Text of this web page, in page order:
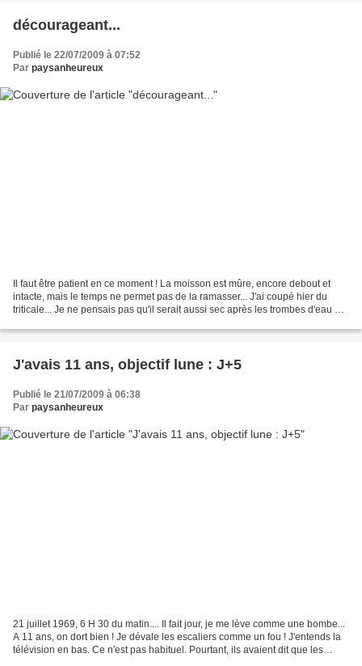
décourageant...
Publié le 22/07/2009 à 07:52
Par paysanheureux
Il faut être patient en ce moment ! La moisson est mûre, encore debout et
intacte, mais le temps ne permet pas de la ramasser... J'ai coupé hier du
triticale... Je ne pensais pas qu'il serait aussi sec après les trombes d'eau de
J'avais 11 ans, objectif lune : J+5
Publié le 21/07/2009 à 06:38
Par paysanheureux
21 juillet 1969, 6 H 30 du matin.... Il fait jour, je me lève comme une bombe...
A 11 ans, on dort bien ! Je dévale les escaliers comme un fou ! J'entends la
télévision en bas. Ce n'est pas habituel. Pourtant, ils avaient dit que les